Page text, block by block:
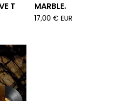
T
MARBLE.
17,00 € EUR